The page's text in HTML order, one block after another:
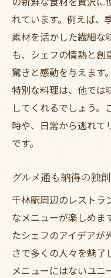
れています。例えば、
素材を活かした繊細な
も、シェフの情熱と創
驚きと感動を与えます
特別な料理は、他では
してくれるでしょう。
時や、日常から逃れて
です。
グルメ通も納得の独
千林駅周辺のレストラ
なメニューが楽しめま
たシェフのアイデアが
さで多くの人々を魅了
メニューにはないユニ